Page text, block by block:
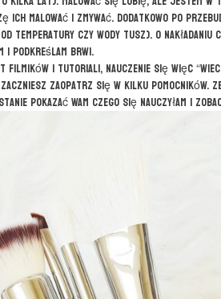
ich malować i zmywać. Dodatkowo po
temperatury czy wody tusz). O nakładaniu
i podkreślam brwi.
filmików i tutoriali, nauczenie się więc
zaopatrz się w kilku
pokazać Wam czego się nauczyłam i